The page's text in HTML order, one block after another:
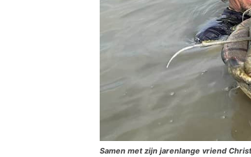
Samen met zijn jarenlange vriend